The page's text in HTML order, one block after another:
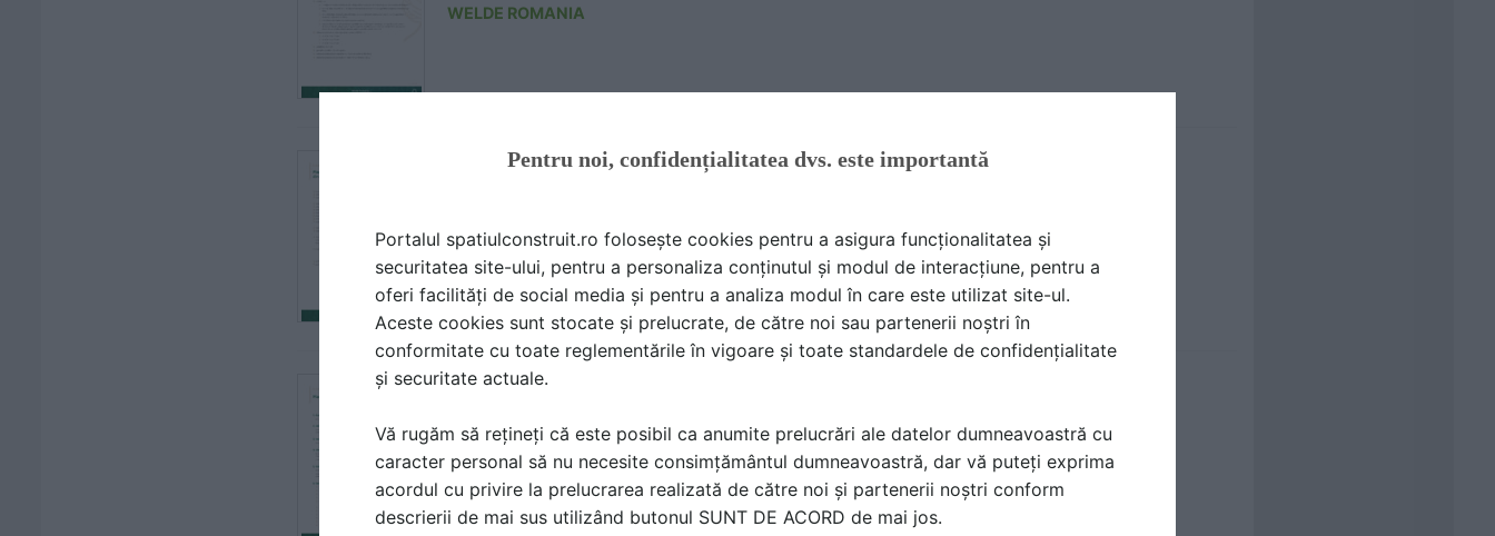
WELDE ROMANIA
Placaj Tego din lemn de plop WELDE - TEGO China
WELDE ROMANIA
Fisa de securitate Tego WELDE - TEGO China
| FISA TEHNICA | 4 P | LIMBA: RO
WELDE ROMANIA
Pentru noi, confidențialitatea dvs. este importantă
Portalul spatiulconstruit.ro folosește cookies pentru a asigura funcționalitatea și
securitatea site-ului, pentru a personaliza conținutul și modul de interacțiune, pentru a
oferi facilități de social media și pentru a analiza modul în care este utilizat site-ul.
Aceste cookies sunt stocate și prelucrate, de către noi sau partenerii noștri în
conformitate cu toate reglementările în vigoare și toate standardele de confidențialitate
și securitate actuale.
Vă rugăm să rețineți că este posibil ca anumite prelucrări ale datelor dumneavoastră cu
caracter personal să nu necesite consimțământul dumneavoastră, dar vă puteți exprima
acordul cu privire la prelucrarea realizată de către noi și partenerii noștri conform
descrierii de mai sus utilizând butonul SUNT DE ACORD de mai jos.